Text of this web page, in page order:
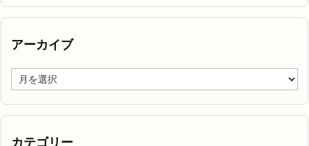
アーカイブ
ー
イ
カテゴリー